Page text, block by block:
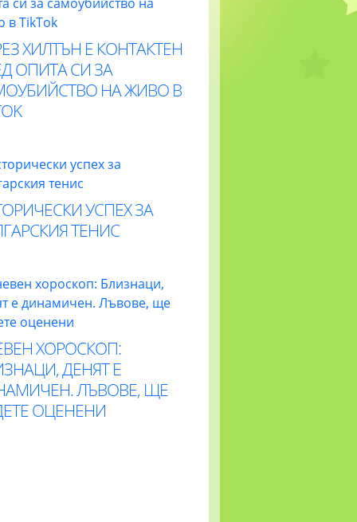
ХИЛТЪН Е КОНТАКТЕН
ОПИТА СИ ЗА
НА ЖИВО В
УСПЕХ ЗА
ТЕНИС
ХОРОСКОП:
ДЕНЯТ Е
ЛЪВОВЕ, ЩЕ
ОЦЕНЕНИ